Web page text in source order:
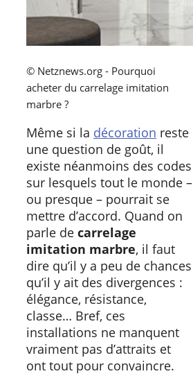
© Netznews.org - Pourquoi
acheter du carrelage imitation
marbre ?
Même si la décoration reste
une question de goût, il
existe néanmoins des codes
sur lesquels tout le monde –
ou presque – pourrait se
mettre d’accord. Quand on
parle de carrelage
imitation marbre, il faut
dire qu’il y a peu de chances
qu’il y ait des divergences :
élégance, résistance,
classe… Bref, ces
installations ne manquent
vraiment pas d’attraits et
ont tout pour convaincre.